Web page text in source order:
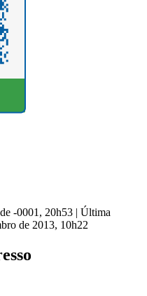
-0001, 20h53 | Última
de 2013, 10h22